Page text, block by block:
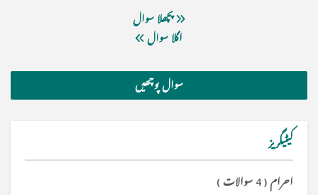
پچھلا سوال
اگلا سوال
سوال پوچھیں
کیٹیگریز
احرام ( 4 سوالات )